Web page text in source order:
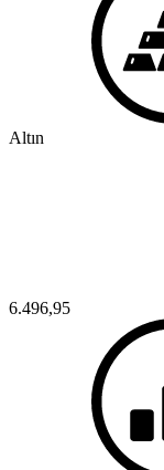
Altın
6.496,95